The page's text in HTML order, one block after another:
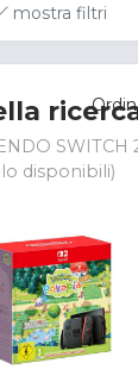
mostra filtri
SWITCH
disponibili)